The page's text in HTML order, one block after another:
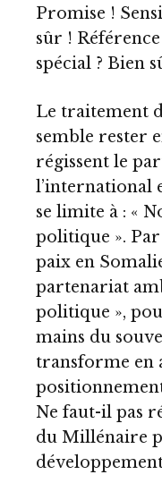
Promise !
sûr !
spécial ? Bien
Le traitement
semble rester
régissent le
l’international
se limite à : «
politique ».
paix en
partenariat
politique »,
mains du
transforme en
Ne faut-il pas
du Millénaire
développement